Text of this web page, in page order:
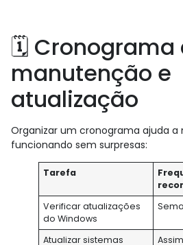
🗓️ Cronograma
manutenção e
atualização
Organizar um cronograma ajuda
funcionando sem surpresas:
Tarefa
Verificar atualizações
do Windows
Atualizar sistemas